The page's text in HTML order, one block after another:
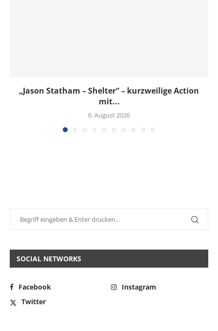
„Jason Statham – Shelter“ – kurzweilige Action
mit...
6. August 2026
SOCIAL NETWORKS
Facebook
Instagram
Twitter